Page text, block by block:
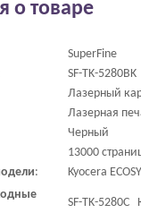
о товаре
SuperFine
SF-TK-5280BK
Лазерный
Лазерная
Черный
13000
:
Kyocera
SF-TK-5280C